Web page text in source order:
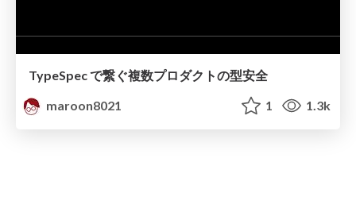
TypeSpec で繋ぐ複数プロダクトの型安全
maroon8021
1 1.3k